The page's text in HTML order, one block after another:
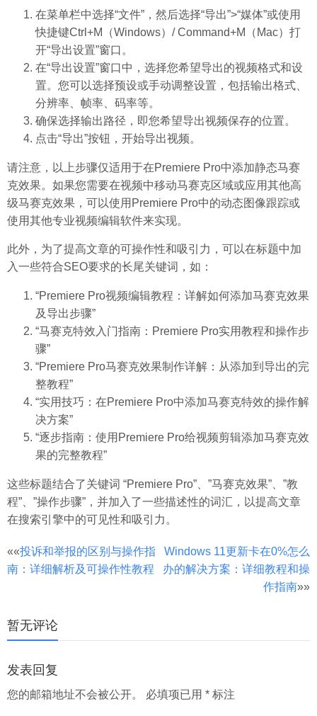
在菜单栏中选择“文件”，然后选择“导出”>“媒体”或使用
快捷键Ctrl+M（Windows）/ Command+M（Mac）打
开“导出设置”窗口。
在“导出设置”窗口中，选择您希望导出的视频格式和设
置。您可以选择预设或手动调整设置，包括输出格式、
分辨率、帧率、码率等。
确保选择输出路径，即您希望导出视频保存的位置。
点击“导出”按钮，开始导出视频。
请注意，以上步骤仅适用于在Premiere Pro中添加静态马赛
克效果。如果您需要在视频中移动马赛克区域或应用其他高
级马赛克效果，可以使用Premiere Pro中的动态图像跟踪或
使用其他专业视频编辑软件来实现。
此外，为了提高文章的可操作性和吸引力，可以在标题中加
入一些符合SEO要求的长尾关键词，如：
“Premiere Pro视频编辑教程：详解如何添加马赛克效果
及导出步骤”
“马赛克特效入门指南：Premiere Pro实用教程和操作步
骤”
“Premiere Pro马赛克效果制作详解：从添加到导出的完
整教程”
“实用技巧：在Premiere Pro中添加马赛克特效的操作解
决方案”
“逐步指南：使用Premiere Pro给视频剪辑添加马赛克效
果的完整教程”
这些标题结合了关键词 “Premiere Pro”、”马赛克效果”、”教
程”、”操作步骤”，并加入了一些描述性的词汇，以提高文章
在搜索引擎中的可见性和吸引力。
文
章
页
««投诉和举报的区别与操作指
南：详细解析及可操作性教程
Windows 11更新卡在0%怎么
办的解决方案：详细教程和操
作指南»»
暂无评论
发表回复
您的邮箱地址不会被公开。 必填项已用 * 标注